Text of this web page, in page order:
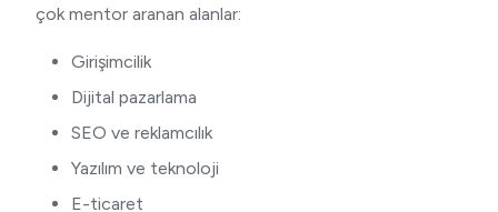
çok mentor aranan alanlar:
Girişimcilik
Dijital pazarlama
SEO ve reklamcılık
Yazılım ve teknoloji
E-ticaret